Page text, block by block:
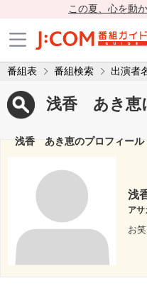
この夏、心を動
番組表 番組検索 出演者
浅香 あき恵
浅香 あき恵のプロフィール
浅
ア
お